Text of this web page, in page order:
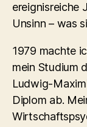
ereignisreiche
Unsinn – was
1979 machte
mein Studium
Ludwig-
Diplom ab.